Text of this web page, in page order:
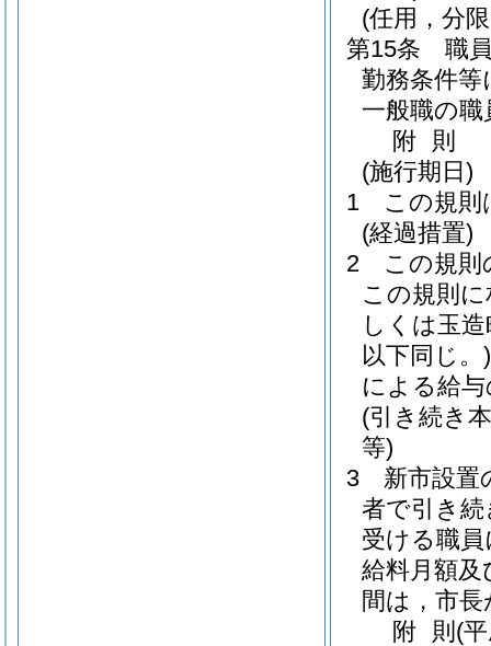
(任用，分
第15条
職
勤務条件
一般職の
附 則
(施行期日)
1
この規則
(経過措置)
2
この規則
この規則
しくは玉
以下同じ。)
による給
(引き続き
等)
3
新市設置
者で引き
受ける職
給料月額
間は，市
附 則 (